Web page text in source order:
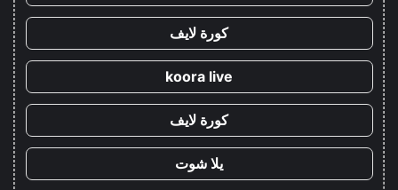
كورة لايف
koora live
كورة لايف
يلا شوت